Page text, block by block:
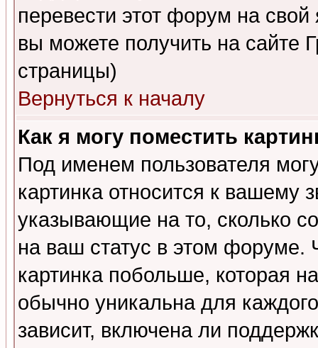
перевести этот форум на
вы можете получить на сайте
страницы)
Вернуться к началу
Как я могу поместить
Под именем пользователя
картинка относится к вашему
указывающие на то, сколько
на ваш статус в этом форуме.
картинка побольше, которая
обычно уникальна для
зависит, включена ли